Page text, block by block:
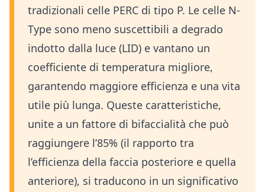
tradizionali celle PERC di tipo P. Le celle N-
Type sono meno suscettibili a degrado
indotto dalla luce (LID) e vantano un
coefficiente di temperatura migliore,
garantendo maggiore efficienza e una vita
utile più lunga. Queste caratteristiche,
unite a un fattore di bifaccialità che può
raggiungere l’85% (il rapporto tra
l’efficienza della faccia posteriore e quella
anteriore), si traducono in un significativo